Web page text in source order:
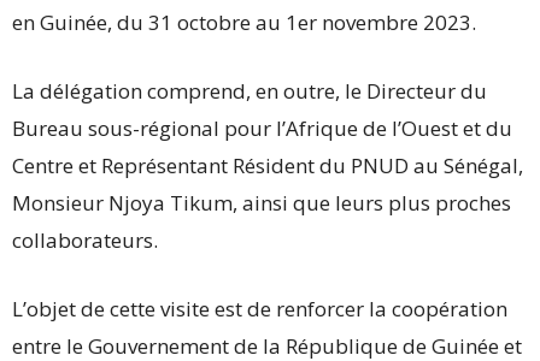
en Guinée, du 31 octobre au 1er novembre 2023.
La délégation comprend, en outre, le Directeur du
Bureau sous-régional pour l’Afrique de l’Ouest et du
Centre et Représentant Résident du PNUD au Sénégal,
Monsieur Njoya Tikum, ainsi que leurs plus proches
collaborateurs.
L’objet de cette visite est de renforcer la coopération
entre le Gouvernement de la République de Guinée et